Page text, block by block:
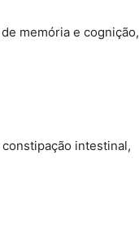
memória e cognição,
intestinal,